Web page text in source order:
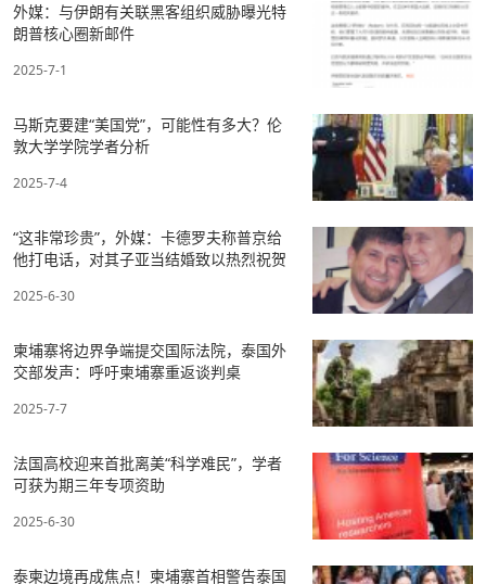
外媒：与伊朗有关联黑客组织威胁曝光特
朗普核心圈新邮件
2025-7-1
马斯克要建“美国党”，可能性有多大？伦
敦大学学院学者分析
2025-7-4
“这非常珍贵”，外媒：卡德罗夫称普京给
他打电话，对其子亚当结婚致以热烈祝贺
2025-6-30
柬埔寨将边界争端提交国际法院，泰国外
交部发声：呼吁柬埔寨重返谈判桌
2025-7-7
法国高校迎来首批离美“科学难民”，学者
可获为期三年专项资助
2025-6-30
泰柬边境再成焦点！柬埔寨首相警告泰国